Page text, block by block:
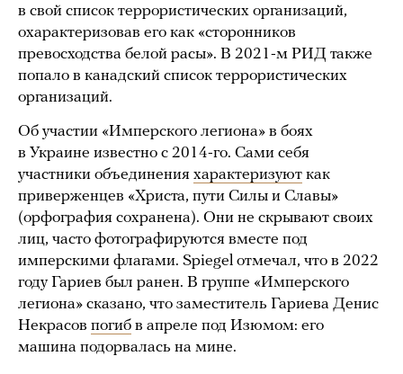
в свой список террористических организаций,
охарактеризовав его как «сторонников
превосходства белой расы». В 2021-м РИД также
попало в канадский список террористических
организаций.
Об участии «Имперского легиона» в боях
в Украине известно с 2014-го. Сами себя
участники объединения характеризуют как
приверженцев «Христа, пути Силы и Славы»
(орфография сохранена). Они не скрывают своих
лиц, часто фотографируются вместе под
имперскими флагами. Spiegel отмечал, что в 2022
году Гариев был ранен. В группе «Имперского
легиона» сказано, что заместитель Гариева Денис
Некрасов погиб в апреле под Изюмом: его
машина подорвалась на мине.